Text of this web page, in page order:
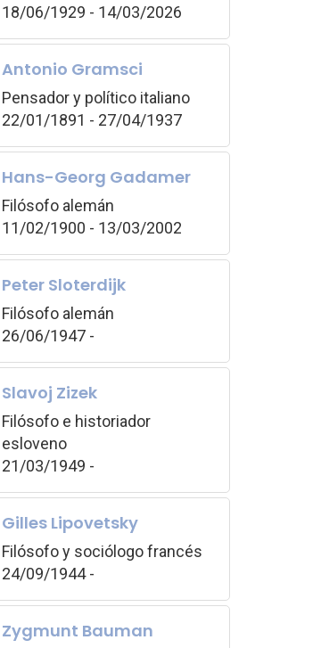
18/06/1929 - 14/03/2026
Antonio Gramsci
Pensador y político italiano
22/01/1891 - 27/04/1937
Hans-Georg Gadamer
Filósofo alemán
11/02/1900 - 13/03/2002
Peter Sloterdijk
Filósofo alemán
26/06/1947 -
Slavoj Zizek
Filósofo e historiador
esloveno
21/03/1949 -
Gilles Lipovetsky
Filósofo y sociólogo francés
24/09/1944 -
Zygmunt Bauman